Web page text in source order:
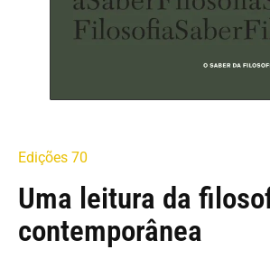
Edições 70
Uma leitura da
contemporânea